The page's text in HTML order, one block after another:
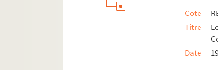
Cote
Titre
Date